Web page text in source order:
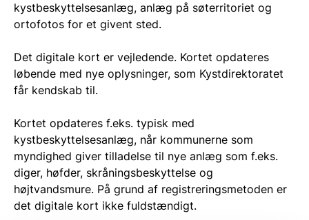
kystbeskyttelsesanlæg, anlæg på søterritoriet og
ortofotos for et givent sted.
Det digitale kort er vejledende. Kortet opdateres
løbende med nye oplysninger, som Kystdirektoratet
får kendskab til.
Kortet opdateres f.eks. typisk med
kystbeskyttelsesanlæg, når kommunerne som
myndighed giver tilladelse til nye anlæg som f.eks.
diger, høfder, skråningsbeskyttelse og
højtvandsmure. På grund af registreringsmetoden er
det digitale kort ikke fuldstændigt.